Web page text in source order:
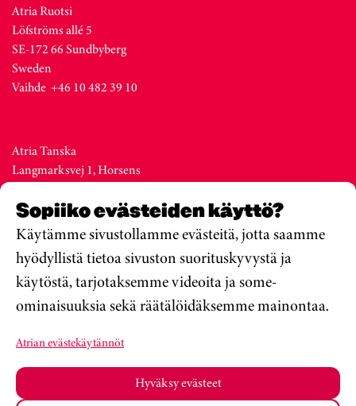
Sopiiko evästeiden käyttö?
Käytämme sivustollamme evästeitä, jotta saamme
hyödyllistä tietoa sivuston suorituskyvystä ja
käytöstä, tarjotaksemme videoita ja some-
ominaisuuksia sekä räätälöidäksemme mainontaa.
Atrian evästekäytännöt
Hyväksy evästeet
Atria Ruotsi
Löfströms allé 5
SE-172 66 Sundbyberg
Sweden
Vaihde +46 10 482 39 10
Atria Tanska
Langmarksvej 1, Horsens
Denmark
Vaihde +45 76 28 25 00
Atria Viro
Metsa str. 19, Valga
Estonia
Vaihde +372 76 79 900